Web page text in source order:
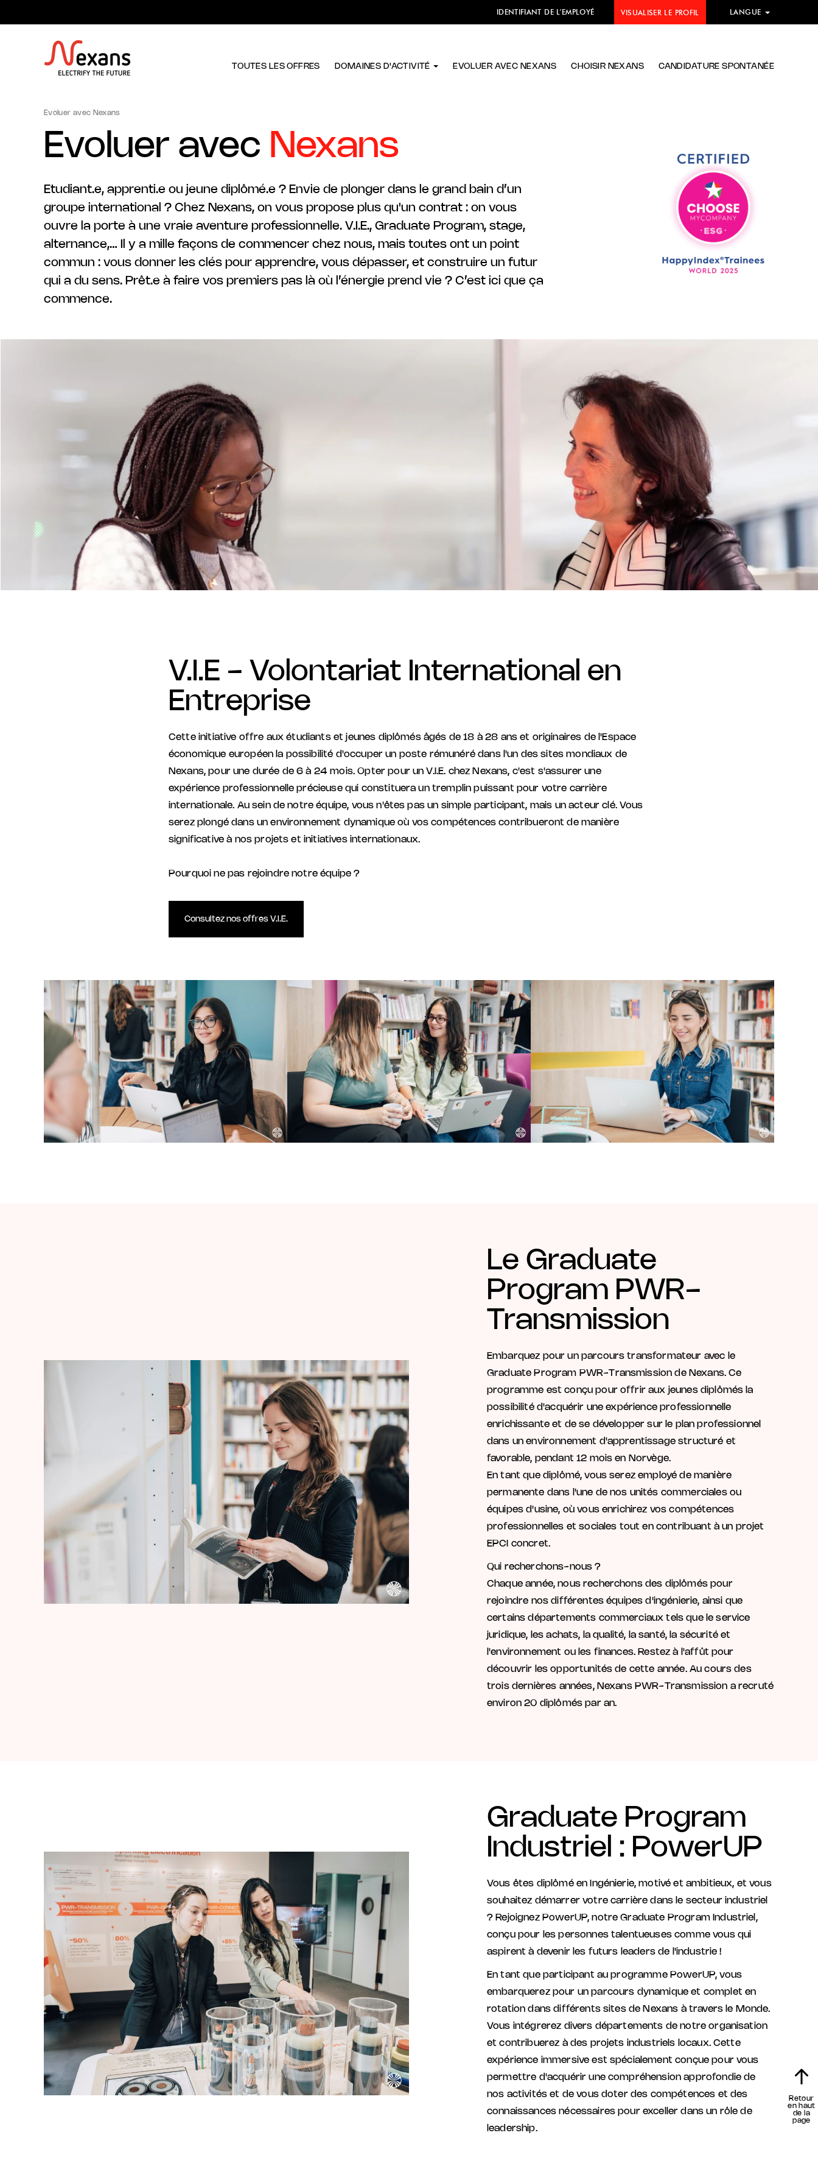
LANGUE
VISUALISER LE PROFIL
IDENTIFIANT DE L’EMPLOYÉ
TOUTES LES OFFRES DOMAINES D'ACTIVITÉ EVOLUER AVEC NEXANS CHOISIR NEXANS CANDIDATURE SPONTANÉE
Evoluer avec Nexans
Evoluer avec Nexans
Etudiant.e, apprenti.e ou jeune diplômé.e ? Envie de plonger dans le grand bain d’un
groupe international ? Chez Nexans, on vous propose plus qu'un contrat : on vous
ouvre la porte à une vraie aventure professionnelle. V.I.E., Graduate Program, stage,
alternance,… Il y a mille façons de commencer chez nous, mais toutes ont un point
commun : vous donner les clés pour apprendre, vous dépasser, et construire un futur
qui a du sens. Prêt.e à faire vos premiers pas là où l’énergie prend vie ? C’est ici que ça
commence.
V.I.E - Volontariat International en
Entreprise
Cette initiative offre aux étudiants et jeunes diplômés âgés de 18 à 28 ans et originaires de l'Espace
économique européen la possibilité d'occuper un poste rémunéré dans l'un des sites mondiaux de
Nexans, pour une durée de 6 à 24 mois. Opter pour un V.I.E. chez Nexans, c'est s'assurer une
expérience professionnelle précieuse qui constituera un tremplin puissant pour votre carrière
internationale. Au sein de notre équipe, vous n'êtes pas un simple participant, mais un acteur clé. Vous
serez plongé dans un environnement dynamique où vos compétences contribueront de manière
significative à nos projets et initiatives internationaux.
Pourquoi ne pas rejoindre notre équipe ?
Consultez nos offres V.I.E.
Le Graduate
Program PWR-
Transmission
Embarquez pour un parcours transformateur avec le
Graduate Program PWR-Transmission de Nexans. Ce
programme est conçu pour offrir aux jeunes diplômés la
possibilité d'acquérir une expérience professionnelle
enrichissante et de se développer sur le plan professionnel
dans un environnement d'apprentissage structuré et
favorable, pendant 12 mois en Norvège.
En tant que diplômé, vous serez employé de manière
permanente dans l'une de nos unités commerciales ou
équipes d'usine, où vous enrichirez vos compétences
professionnelles et sociales tout en contribuant à un projet
EPCI concret.
Qui recherchons-nous ?
Chaque année, nous recherchons des diplômés pour
rejoindre nos différentes équipes d'ingénierie, ainsi que
certains départements commerciaux tels que le service
juridique, les achats, la qualité, la santé, la sécurité et
l'environnement ou les finances. Restez à l'affût pour
découvrir les opportunités de cette année. Au cours des
trois dernières années, Nexans PWR-Transmission a recruté
environ 20 diplômés par an.
Graduate Program
Industriel : PowerUP
Vous êtes diplômé en Ingénierie, motivé et ambitieux, et vous
souhaitez démarrer votre carrière dans le secteur industriel
? Rejoignez PowerUP, notre Graduate Program Industriel,
conçu pour les personnes talentueuses comme vous qui
aspirent à devenir les futurs leaders de l'industrie !
En tant que participant au programme PowerUP, vous
embarquerez pour un parcours dynamique et complet en
rotation dans différents sites de Nexans à travers le Monde.
Vous intégrerez divers départements de notre organisation
et contribuerez à des projets industriels locaux. Cette
expérience immersive est spécialement conçue pour vous
permettre d'acquérir une compréhension approfondie de
nos activités et de vous doter des compétences et des
connaissances nécessaires pour exceller dans un rôle de
leadership.
Retour
en haut
de la
page